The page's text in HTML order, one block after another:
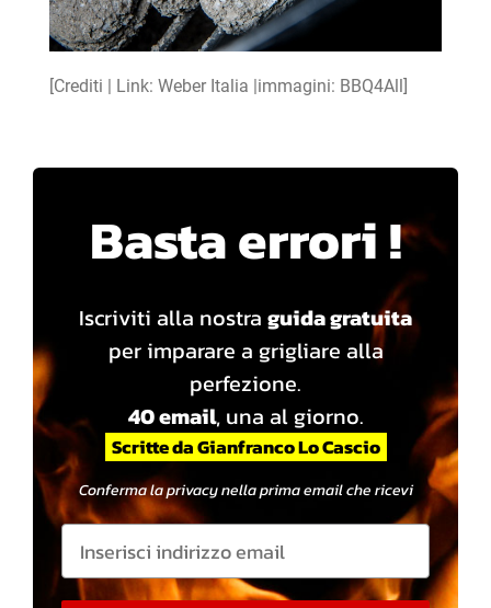
[Crediti | Link: Weber Italia |immagini: BBQ4All]
Basta errori !
Iscriviti alla nostra guida gratuita
per imparare a grigliare alla
perfezione.
40 email, una al giorno.
Scritte da Gianfranco Lo Cascio
Conferma la privacy nella prima email che ricevi